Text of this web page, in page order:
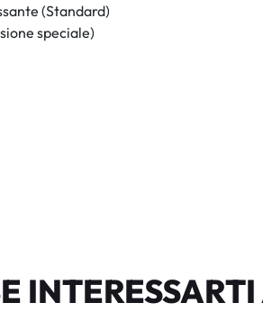
(Standard)
speciale)